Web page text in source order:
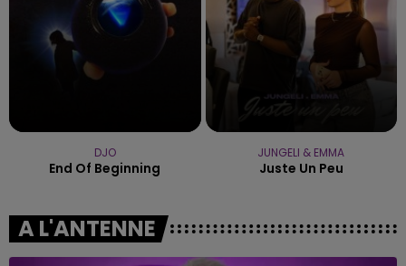
DJO
End Of Beginning
JUNGELI & EMMA
Juste Un Peu
A L'ANTENNE